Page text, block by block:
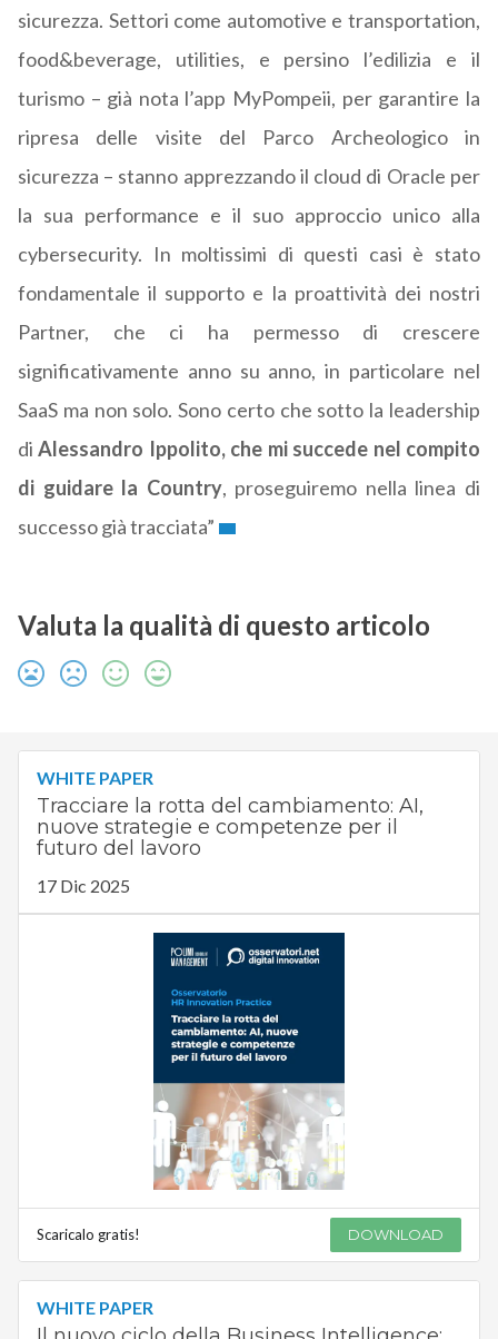
sicurezza. Settori come automotive e transportation,
food&beverage, utilities, e persino l’edilizia e il
turismo – già nota l’app MyPompeii, per garantire la
ripresa delle visite del Parco Archeologico in
sicurezza – stanno apprezzando il cloud di Oracle per
la sua performance e il suo approccio unico alla
cybersecurity. In moltissimi di questi casi è stato
fondamentale il supporto e la proattività dei nostri
Partner, che ci ha permesso di crescere
significativamente anno su anno, in particolare nel
SaaS ma non solo. Sono certo che sotto la leadership
diAlessandro Ippolito, che mi succede nel compito
di guidare la Country, proseguiremo nella linea di
successo già tracciata”
Valuta la qualità di questo articolo
WHITE PAPER
Tracciare la rotta del cambiamento: AI,
nuove strategie e competenze per il
futuro del lavoro
17 Dic 2025
Scaricalo gratis! DOWNLOAD
WHITE PAPER